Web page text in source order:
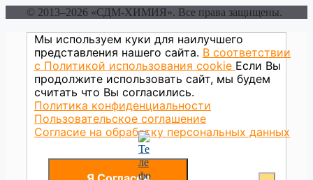
© 2013–2026 «СДМ-ХИМИЯ». Все права защищены.
Мы используем куки для наилучшего
представления нашего сайта. В соответствии
с Политикой использования сookie Если Вы
продолжите использовать сайт, мы будем
считать что Вы согласились.
Политика конфиденциальности
Пользовательское соглашение
Согласие на обработку персональных данных